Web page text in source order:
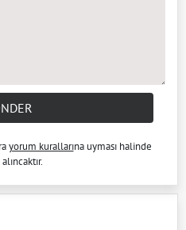
yorum kurallarına uyması halinde